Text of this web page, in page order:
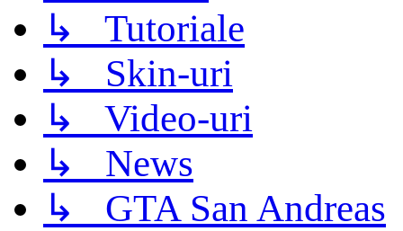
↳ Tutoriale
↳ Skin-uri
↳ Video-uri
↳ News
↳ GTA San Andreas